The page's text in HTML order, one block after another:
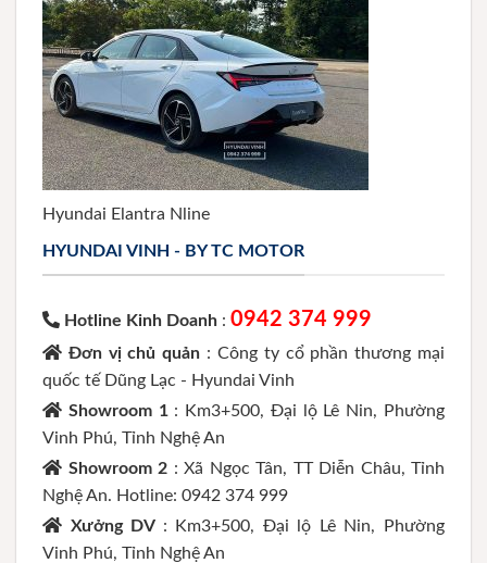
Hyundai Elantra Nline
HYUNDAI VINH - BY TC MOTOR
Hotline Kinh Doanh : 0942 374 999
Đơn vị chủ quản : Công ty cổ phần thương mại
quốc tế Dũng Lạc - Hyundai Vinh
Showroom 1 : Km3+500, Đại lộ Lê Nin, Phường
Vinh Phú, Tỉnh Nghệ An
Showroom 2 : Xã Ngọc Tân, TT Diễn Châu, Tỉnh
Nghệ An. Hotline: 0942 374 999
Xưởng DV : Km3+500, Đại lộ Lê Nin, Phường
Vinh Phú, Tỉnh Nghệ An